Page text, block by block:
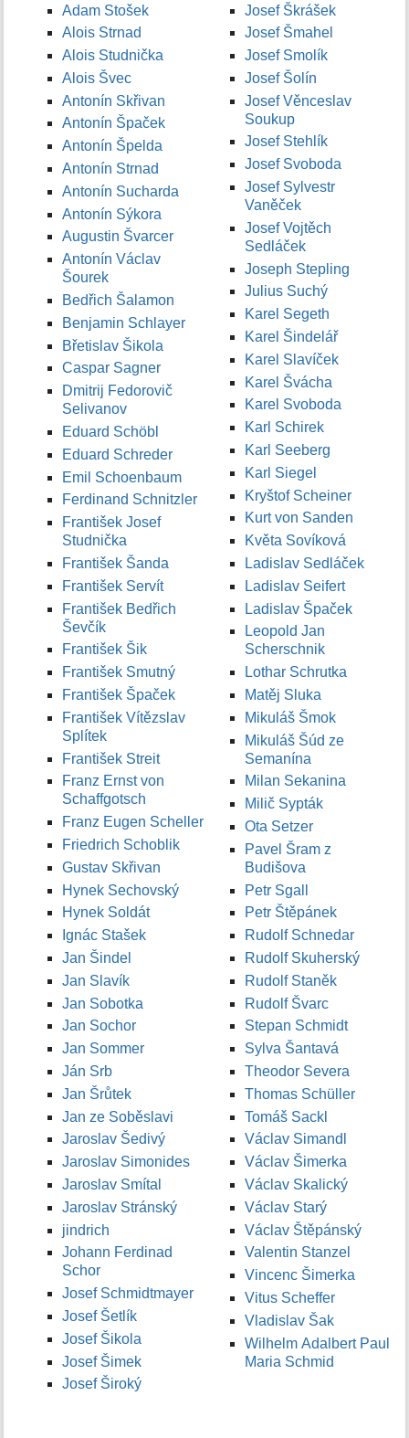
Adam Stošek
Alois Strnad
Alois Studnička
Alois Švec
Antonín Skřivan
Antonín Špaček
Antonín Špelda
Antonín Strnad
Antonín Sucharda
Antonín Sýkora
Augustin Švarcer
Antonín Václav
Šourek
Bedřich Šalamon
Benjamin Schlayer
Břetislav Šikola
Caspar Sagner
Dmitrij Fedorovič
Selivanov
Eduard Schöbl
Eduard Schreder
Emil Schoenbaum
Ferdinand Schnitzler
František Josef
Studnička
František Šanda
František Servít
František Bedřich
Ševčík
František Šik
František Smutný
František Špaček
František Vítězslav
Splítek
František Streit
Franz Ernst von
Schaffgotsch
Franz Eugen Scheller
Friedrich Schoblik
Gustav Skřivan
Hynek Sechovský
Hynek Soldát
Ignác Stašek
Jan Šindel
Jan Slavík
Jan Sobotka
Jan Sochor
Jan Sommer
Ján Srb
Jan Šrůtek
Jan ze Soběslavi
Jaroslav Šedivý
Jaroslav Simonides
Jaroslav Smítal
Jaroslav Stránský
jindrich
Johann Ferdinad
Schor
Josef Schmidtmayer
Josef Šetlík
Josef Šikola
Josef Šimek
Josef Široký
Josef Škrášek
Josef Šmahel
Josef Smolík
Josef Šolín
Josef Věnceslav
Soukup
Josef Stehlík
Josef Svoboda
Josef Sylvestr
Vaněček
Josef Vojtěch
Sedláček
Joseph Stepling
Julius Suchý
Karel Segeth
Karel Šindelář
Karel Slavíček
Karel Švácha
Karel Svoboda
Karl Schirek
Karl Seeberg
Karl Siegel
Kryštof Scheiner
Kurt von Sanden
Květa Sovíková
Ladislav Sedláček
Ladislav Seifert
Ladislav Špaček
Leopold Jan
Scherschnik
Lothar Schrutka
Matěj Sluka
Mikuláš Šmok
Mikuláš Šúd ze
Semanína
Milan Sekanina
Milič Sypták
Ota Setzer
Pavel Šram z
Budišova
Petr Sgall
Petr Štěpánek
Rudolf Schnedar
Rudolf Skuherský
Rudolf Staněk
Rudolf Švarc
Stepan Schmidt
Sylva Šantavá
Theodor Severa
Thomas Schüller
Tomáš Sackl
Václav Simandl
Václav Šimerka
Václav Skalický
Václav Starý
Václav Štěpánský
Valentin Stanzel
Vincenc Šimerka
Vitus Scheffer
Vladislav Šak
Wilhelm Adalbert Paul
Maria Schmid